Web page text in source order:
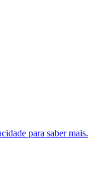
para saber mais.